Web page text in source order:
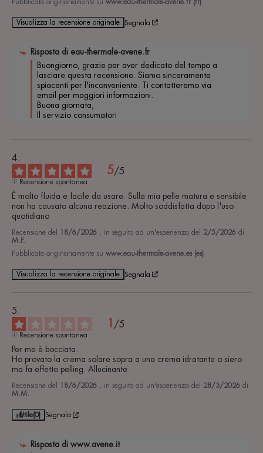
Pubblicato originariamente su www.eau-thermale-avene.fr (fr)
Visualizza la recensione originale Segnala
Risposta di eau-thermale-avene.fr
Buongiorno, grazie per aver dedicato del tempo a
lasciare questa recensione. Siamo sinceramente
spiacenti per l'inconveniente. Ti contatteremo via
email per maggiori informazioni.
Buona giornata,
Il servizio consumatori
5/5
Recensione spontanea
È molto fluida e facile da usare. Sulla mia pelle matura e sensibile
non ha causato alcuna reazione. Molto soddisfatta dopo l'uso
quotidiano
Recensione del 18/6/2026 , in seguito ad un'esperienza del 2/5/2026 di
M.F.
Pubblicato originariamente su www.eau-thermale-avene.es (es)
Visualizza la recensione originale Segnala
1 /5
Recensione spontanea
Per me è bocciata.
Ho provato la crema solare sopra a una crema idratante o siero
ma fa effetto pelling. Allucinante.
Recensione del 18/6/2026 , in seguito ad un'esperienza del 28/3/2026 di
M.M.
Utile(0) Segnala
Risposta di www.avene.it